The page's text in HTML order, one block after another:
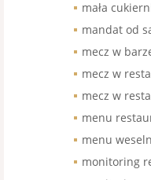
mała
mandat od
mecz w
mecz w
mecz w
menu
menu
monitoring